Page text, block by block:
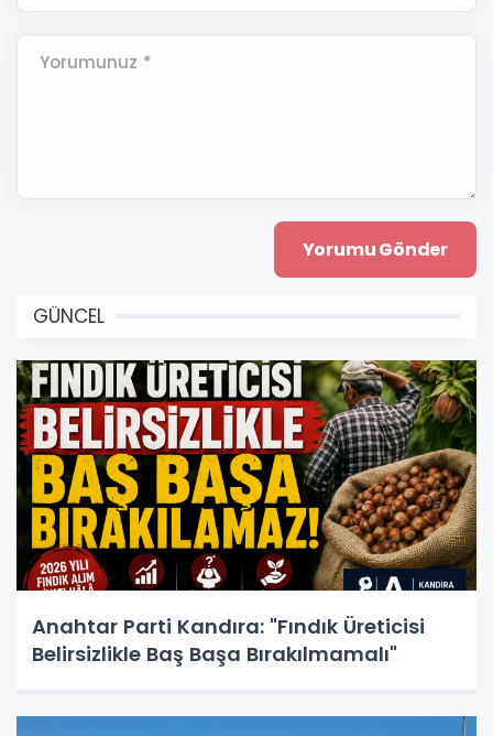
Yorumunuz *
GÜNCEL
Anahtar Parti Kandıra: "Fındık Üreticisi
Belirsizlikle Baş Başa Bırakılmamalı"